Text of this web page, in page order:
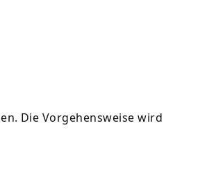
Die Vorgehensweise wird